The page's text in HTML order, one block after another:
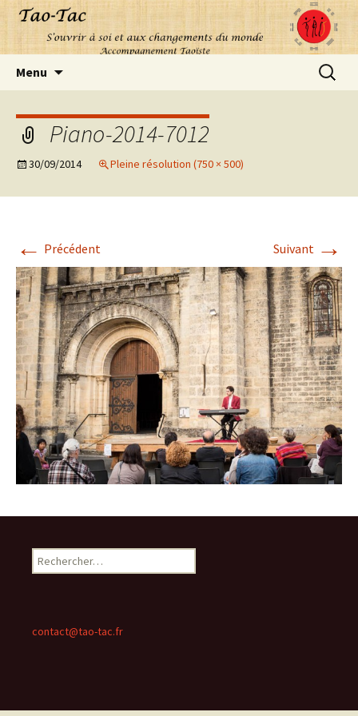
Menu
Piano-2014-7012
30/09/2014 Pleine résolution (750 × 500)
← Précédent Suivant →
Rechercher :
contact@tao-tac.fr